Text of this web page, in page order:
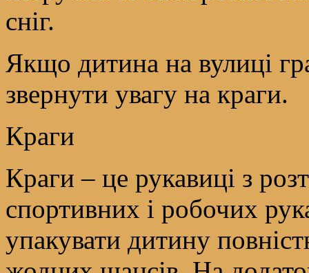
сніг.
Якщо дитина на вулиці
звернути увагу на краги.
Краги
Краги – це рукавиці з
спортивних і робочих
упакувати дитину